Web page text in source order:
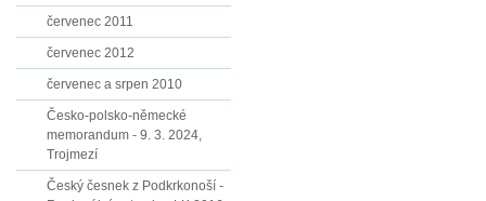
červenec 2011
červenec 2012
červenec a srpen 2010
Česko-polsko-německé
memorandum - 9. 3. 2024,
Trojmezí
Český česnek z Podkrkonoší -